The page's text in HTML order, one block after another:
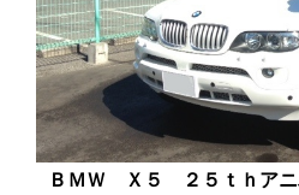
ＢＭＷ Ｘ５ ２５ｔｈアニ